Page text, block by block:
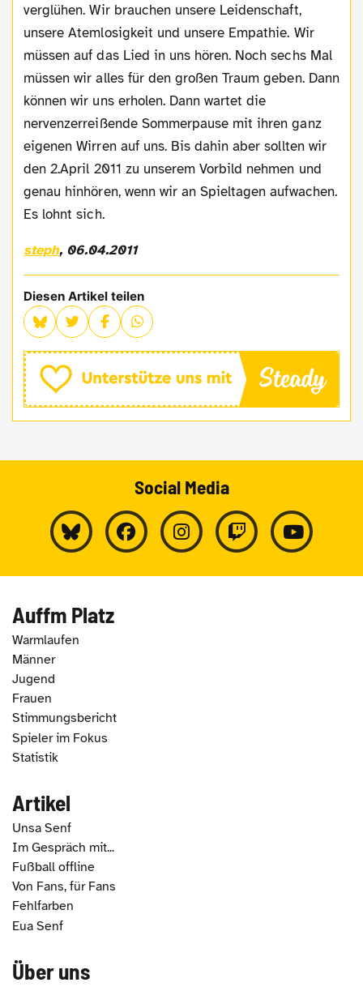
verglühen. Wir brauchen unsere Leidenschaft,
unsere Atemlosigkeit und unsere Empathie. Wir
müssen auf das Lied in uns hören. Noch sechs Mal
müssen wir alles für den großen Traum geben. Dann
können wir uns erholen. Dann wartet die
nervenzerreißende Sommerpause mit ihren ganz
eigenen Wirren auf uns. Bis dahin aber sollten wir
den 2.April 2011 zu unserem Vorbild nehmen und
genau hinhören, wenn wir an Spieltagen aufwachen.
Es lohnt sich.
steph, 06.04.2011
Diesen Artikel teilen
Social Media
Auffm Platz
Warmlaufen
Männer
Jugend
Frauen
Stimmungsbericht
Spieler im Fokus
Statistik
Artikel
Unsa Senf
Im Gespräch mit...
Fußball offline
Von Fans, für Fans
Fehlfarben
Eua Senf
Über uns